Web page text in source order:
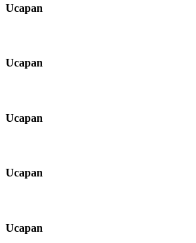
Ucapan
Ucapan
Ucapan
Ucapan
Ucapan